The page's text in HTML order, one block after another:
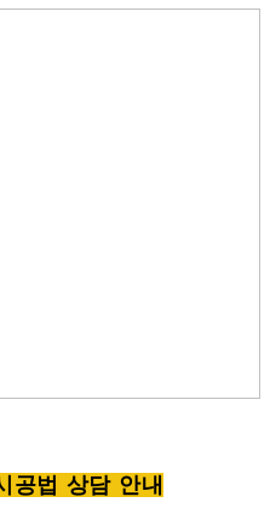
공법 상담 안내